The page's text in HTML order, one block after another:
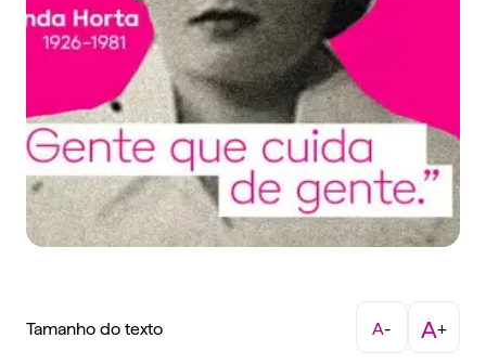
Tamanho do texto A- A+